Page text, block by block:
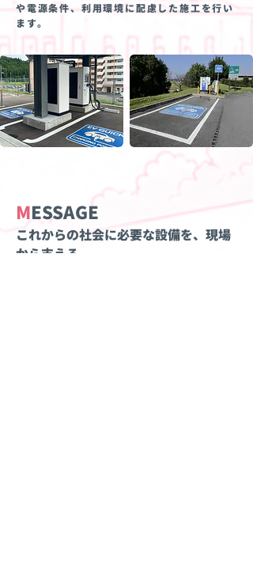
や電源条件、利用環境に配慮した施工を行い
ます。
MESSAGE
これからの社会に必要な設備を、現場
から支える。